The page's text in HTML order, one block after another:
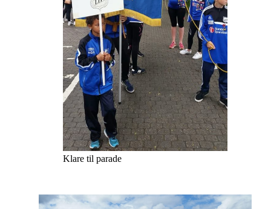
Klare til parade